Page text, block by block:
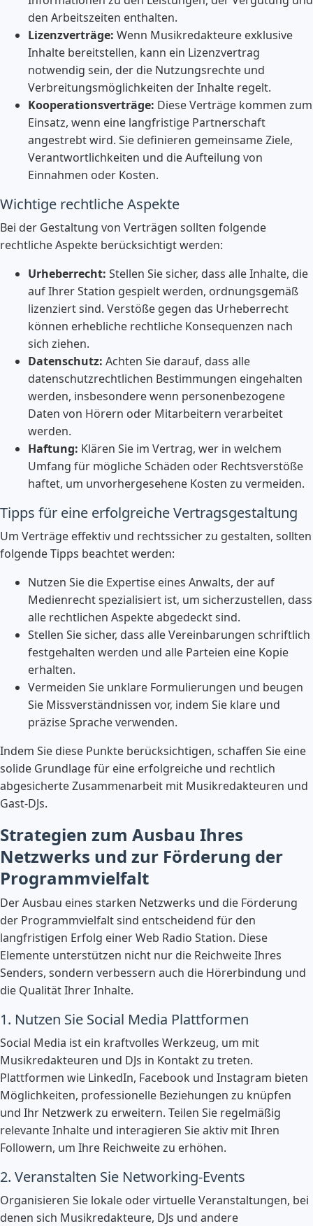
den Arbeitszeiten enthalten.
Lizenzverträge: Wenn Musikredakteure exklusive
Inhalte bereitstellen, kann ein Lizenzvertrag
notwendig sein, der die Nutzungsrechte und
Verbreitungsmöglichkeiten der Inhalte regelt.
Kooperationsverträge: Diese Verträge kommen zum
Einsatz, wenn eine langfristige Partnerschaft
angestrebt wird. Sie definieren gemeinsame Ziele,
Verantwortlichkeiten und die Aufteilung von
Einnahmen oder Kosten.
Wichtige rechtliche Aspekte
Bei der Gestaltung von Verträgen sollten folgende
rechtliche Aspekte berücksichtigt werden:
Urheberrecht: Stellen Sie sicher, dass alle Inhalte, die
auf Ihrer Station gespielt werden, ordnungsgemäß
lizenziert sind. Verstöße gegen das Urheberrecht
können erhebliche rechtliche Konsequenzen nach
sich ziehen.
Datenschutz: Achten Sie darauf, dass alle
datenschutzrechtlichen Bestimmungen eingehalten
werden, insbesondere wenn personenbezogene
Daten von Hörern oder Mitarbeitern verarbeitet
werden.
Haftung: Klären Sie im Vertrag, wer in welchem
Umfang für mögliche Schäden oder Rechtsverstöße
haftet, um unvorhergesehene Kosten zu vermeiden.
Tipps für eine erfolgreiche Vertragsgestaltung
Um Verträge effektiv und rechtssicher zu gestalten, sollten
folgende Tipps beachtet werden:
Nutzen Sie die Expertise eines Anwalts, der auf
Medienrecht spezialisiert ist, um sicherzustellen, dass
alle rechtlichen Aspekte abgedeckt sind.
Stellen Sie sicher, dass alle Vereinbarungen schriftlich
festgehalten werden und alle Parteien eine Kopie
erhalten.
Vermeiden Sie unklare Formulierungen und beugen
Sie Missverständnissen vor, indem Sie klare und
präzise Sprache verwenden.
Indem Sie diese Punkte berücksichtigen, schaffen Sie eine
solide Grundlage für eine erfolgreiche und rechtlich
abgesicherte Zusammenarbeit mit Musikredakteuren und
Gast-DJs.
Strategien zum Ausbau Ihres
Netzwerks und zur Förderung der
Programmvielfalt
Der Ausbau eines starken Netzwerks und die Förderung
der Programmvielfalt sind entscheidend für den
langfristigen Erfolg einer Web Radio Station. Diese
Elemente unterstützen nicht nur die Reichweite Ihres
Senders, sondern verbessern auch die Hörerbindung und
die Qualität Ihrer Inhalte.
1. Nutzen Sie Social Media Plattformen
Social Media ist ein kraftvolles Werkzeug, um mit
Musikredakteuren und DJs in Kontakt zu treten.
Plattformen wie LinkedIn, Facebook und Instagram bieten
Möglichkeiten, professionelle Beziehungen zu knüpfen
und Ihr Netzwerk zu erweitern. Teilen Sie regelmäßig
relevante Inhalte und interagieren Sie aktiv mit Ihren
Followern, um Ihre Reichweite zu erhöhen.
2. Veranstalten Sie Networking-Events
Organisieren Sie lokale oder virtuelle Veranstaltungen, bei
denen sich Musikredakteure, DJs und andere